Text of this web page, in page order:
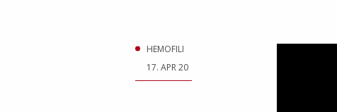
HEMOFILI
17. APR 20